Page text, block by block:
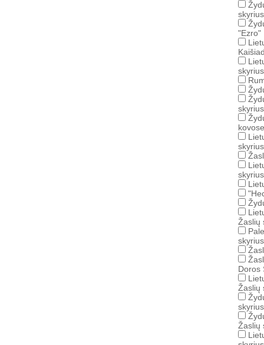
skyrius
"Ezro"
skyrius
skyrius
skyrius
skyrius
Žaslių
skyrius
Doros
Žaslių
skyrius
Žaslių